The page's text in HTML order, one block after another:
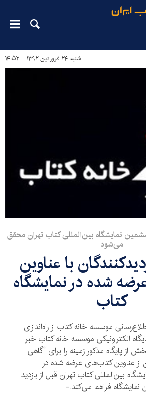
شنبه ۲۴ فروردین ۱۳۹۲ - ۱۴:۵۲
نمایشگاه بین‌المللی کتاب تهران محقق
می‌شود
با عناوین
شده در نمایشگاه
کتاب
موسسه خانه کتاب از راه‌اندازی
الکترونیکی موسسه خانه کتاب خبر
از پایگاه مذکور زمینه را برای آگاهی
از عناوین کتاب‌های عرضه شده در
بین‌المللی کتاب تهران قبل از بازدید
نمایشگاه فراهم می‌کند.-